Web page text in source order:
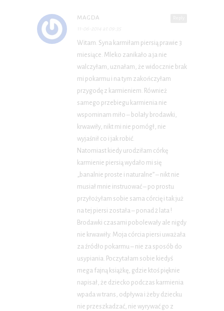
MAGDA
Witam. Syna karmiłam piersią prawie 3
miesiące. Mleko zanikało a ja nie
walczyłam, uznałam, że widocznie brak
mi pokarmu i na tym zakończyłam
przygodę z karmieniem. Również
samego przebiegu karmienia nie
wspominam miło – bolały brodawki,
krwawiły, nikt mi nie pomógł, nie
wyjaśnił co i jak robić.
Natomiast kiedy urodziłam córkę
karmienie piersią wydało mi się
„banalnie proste i naturalne” – nikt nie
musiał mnie instruować – po prostu
przyłożyłam sobie sama córcię i tak już
na tej piersi została – ponad 2 lata !
Brodawki czasami pobolewały ale nigdy
nie krwawiły. Moja córcia piersi uważała
za źródło pokarmu – nie za sposób do
usypiania. Poczytałam sobie kiedyś
mega fajną książkę, gdzie ktoś pięknie
napisał, że dziecko podczas karmienia
wpada w trans, odpływa i żeby dziecku
nie przeszkadzać, nie wyrywać go z